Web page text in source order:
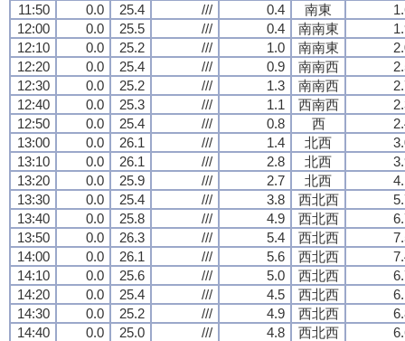
11:50
0.0 25.4 /// 0.4 南東
12:00
0.0 25.5 /// 0.4 南南東
12:10
0.0 25.2 /// 1.0 南南東
12:20
0.0 25.4 /// 0.9 南南西
12:30
0.0 25.2 /// 1.3 南南西
12:40
0.0 25.3 /// 1.1 西南西
12:50
0.0 25.4 /// 0.8 西
13:00
0.0 26.1 /// 1.4 北西
13:10
0.0 26.1 /// 2.8 北西
13:20
0.0 25.9 /// 2.7 北西
13:30
0.0 25.4 /// 3.8 西北西
13:40
0.0 25.8 /// 4.9 西北西
13:50
0.0 26.3 /// 5.4 西北西
14:00
0.0 26.1 /// 5.6 西北西
14:10
0.0 25.6 /// 5.0 西北西
14:20
0.0 25.4 /// 4.5 西北西
14:30
0.0 25.2 /// 4.9 西北西
14:40
0.0 25.0 /// 4.8 西北西